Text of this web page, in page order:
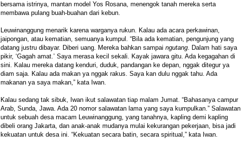
bersama istrinya, mantan model Yos Rosana, menengok tanah mereka serta
membawa pulang buah-buahan dari kebun.
Leuwinanggung menarik karena warganya rukun. Kalau ada acara perkawinan,
jaipongan, atau kematian, semuanya kumpul. “Bila ada kematian, pengunjung yang
datang justru dibayar. Diberi uang. Mereka bahkan sampai ngutang. Dalam hati saya
pikir, ‘Gagah amat.’ Saya merasa kecil sekali. Kayak jawara gitu. Ada kegagahan di
sini. Kalau mereka datang kenduri, duduk, pandangan ke depan, nggak ditegur ya
diam saja. Kalau ada makan ya nggak rakus. Saya kan dulu nggak tahu. Ada
makanan ya saya makan,” kata Iwan.
Kalau sedang tak sibuk, Iwan ikut salawatan tiap malam Jumat. “Bahasanya campur
Arab, Sunda, Jawa. Ada 20 nomor salawatan lama yang saya kumpulkan.” Salawatan
untuk sebuah desa macam Leuwinanggung, yang tanahnya, kapling demi kapling
dibeli orang Jakarta, dan anak-anak mudanya mulai kekurangan pekerjaan, bisa jadi
kekuatan untuk desa ini. “Kekuatan secara batin, secara spiritual,” kata Iwan.